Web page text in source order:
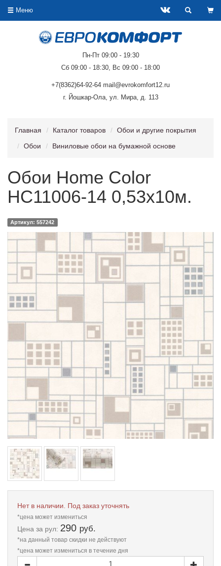
Меню
Пн-Пт 09:00 - 19:30
Сб 09:00 - 18:30, Вс 09:00 - 18:00
+7(8362)64-92-64 mail@evrokomfort12.ru
г. Йошкар-Ола, ул. Мира, д. 113
Главная Каталог товаров
Обои и другие покрытия
Обои
Виниловые обои на бумажной основе
Обои Home Color
HC11006-14 0,53х10м.
Артикул: 557242
Нет в наличии. Под заказ уточнять
*цена может измениться
Цена за рул: 290 руб.
*на данный товар скидки не действуют
*цена может измениться в течение дня